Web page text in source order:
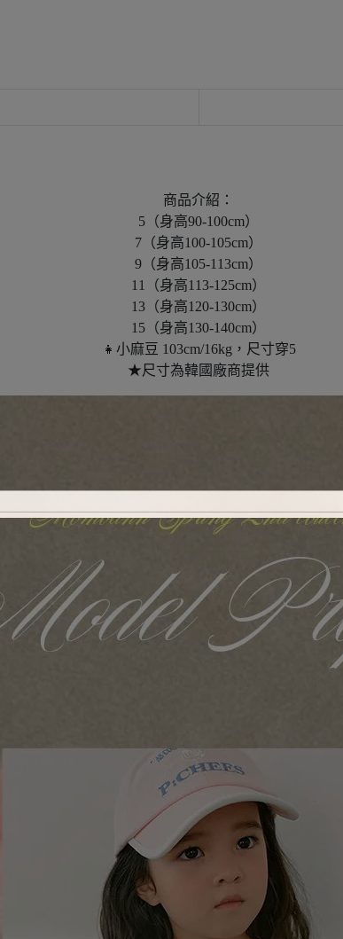
商品介紹：
5（身高90-100cm）
7（身高100-105cm）
9（身高105-113cm）
11（身高113-125cm）
13（身高120-130cm）
15（身高130-140cm）
👧小麻豆 103cm/16kg，尺寸穿5
★尺寸為韓國廠商提供